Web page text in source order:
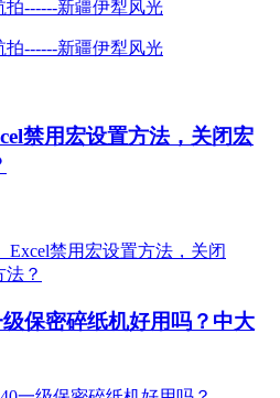
禁用宏设置方法，关闭宏
保密碎纸机好用吗？中大